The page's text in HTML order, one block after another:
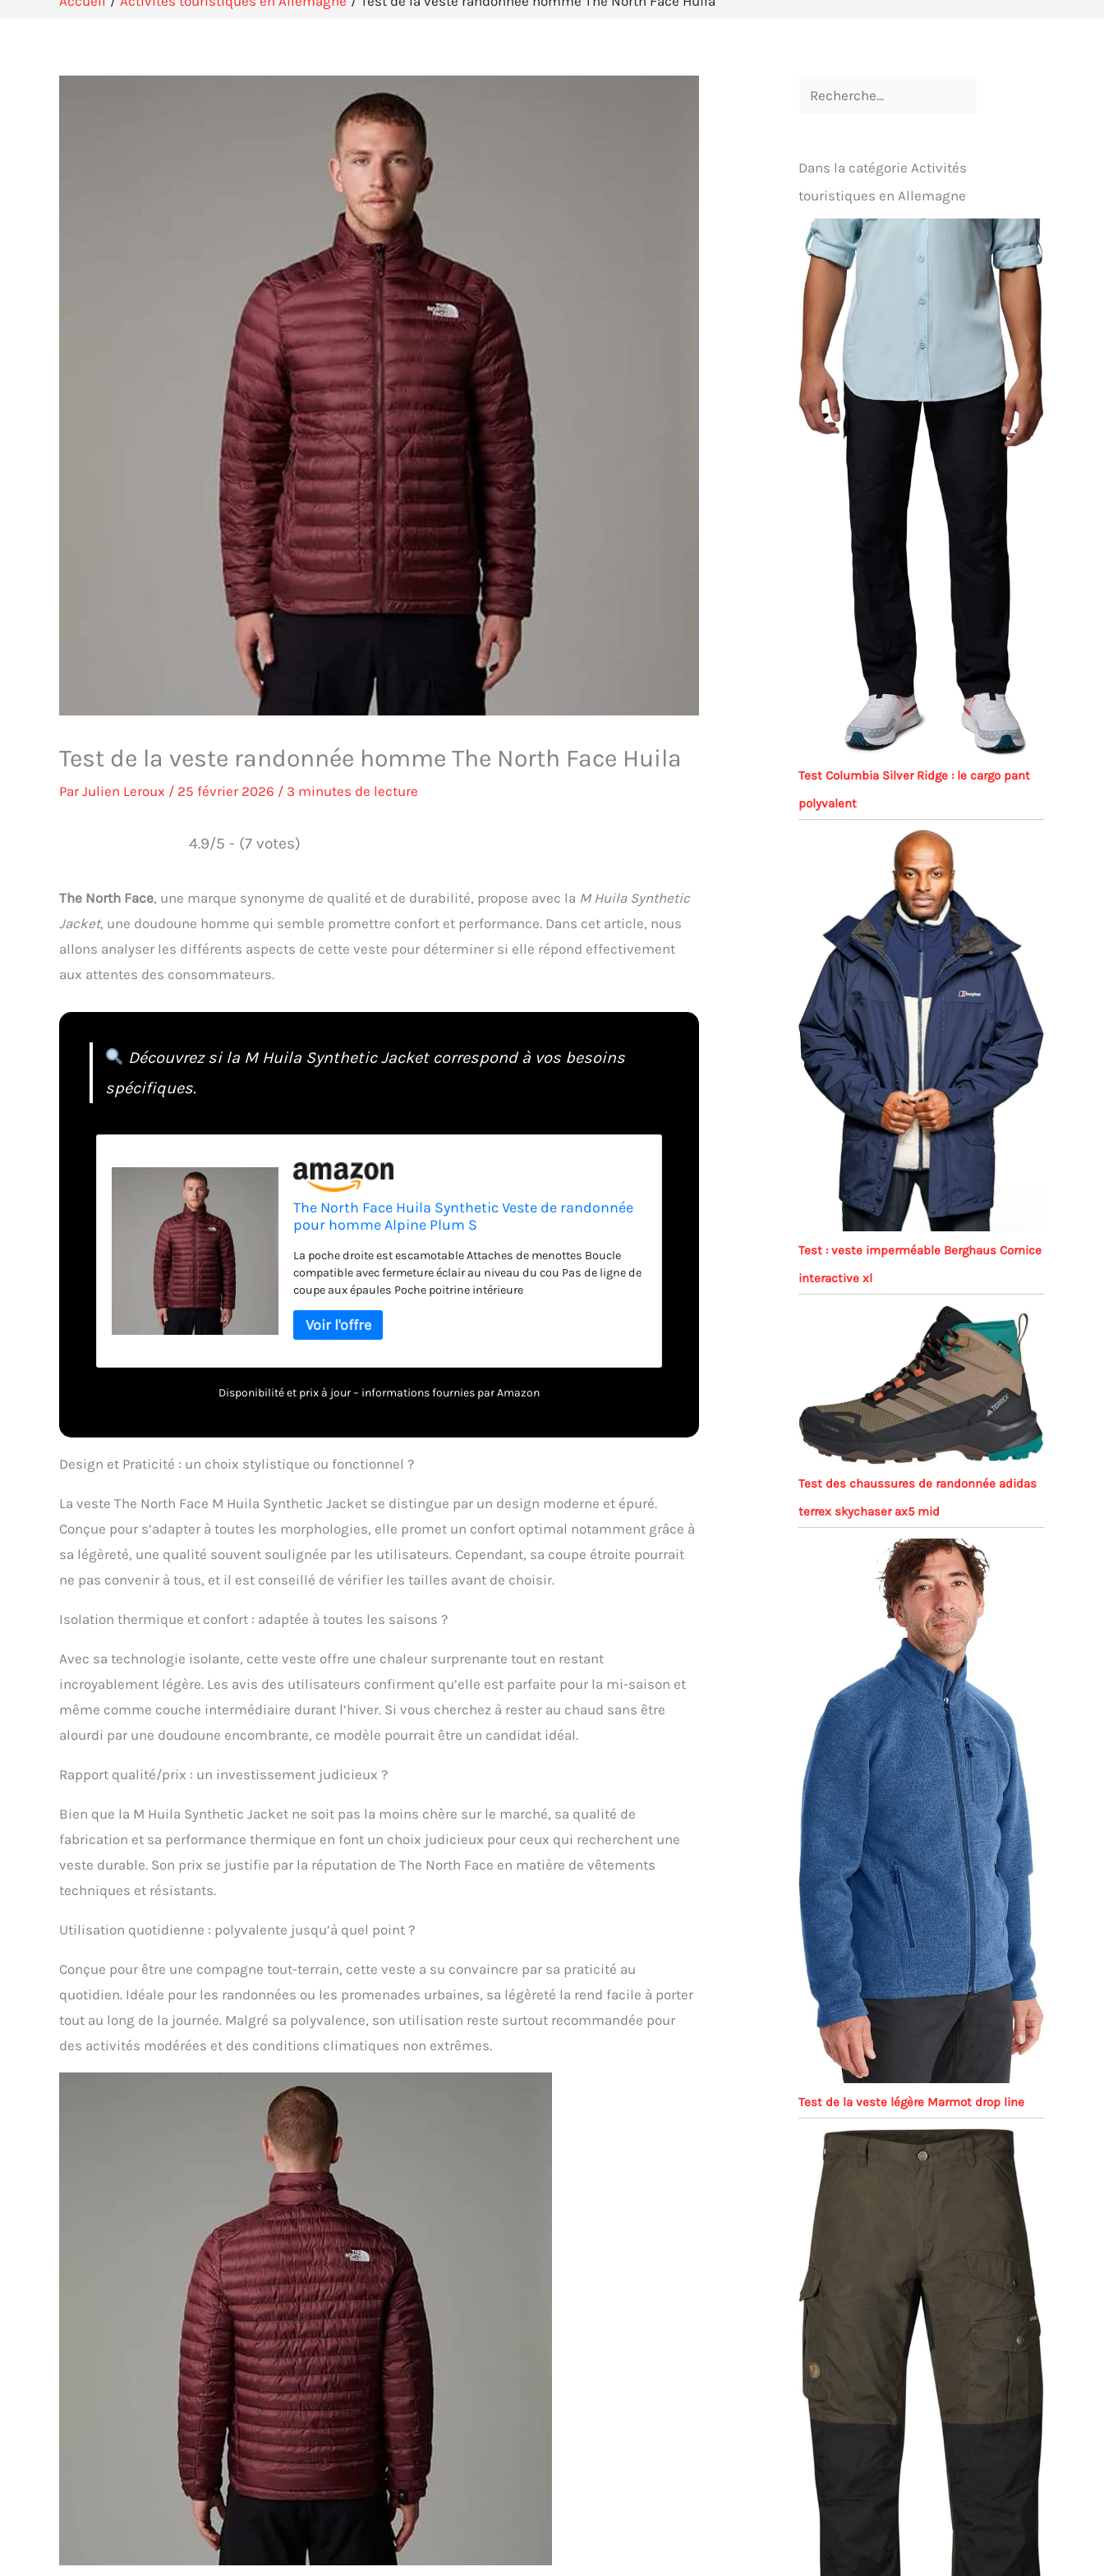
Test de la veste randonnée homme The North Face Huila
ParJulien Leroux / 25 février 2026 / 3 minutes de lecture
4.9/5 - (7 votes)
The North Face, une marque synonyme de qualité et de durabilité, propose avec la M Huila Synthetic
Jacket, une doudoune homme qui semble promettre confort et performance. Dans cet article, nous
allons analyser les différents aspects de cette veste pour déterminer si elle répond effectivement
aux attentes des consommateurs.
Découvrez si la M Huila Synthetic Jacket correspond à vos besoins
spécifiques.
The North Face Huila Synthetic Veste de randonnée
pour homme Alpine Plum S
La poche droite est escamotable Attaches de menottes Boucle
compatible avec fermeture éclair au niveau du cou Pas de ligne de
coupe aux épaules Poche poitrine intérieure
Disponibilité et prix à jour – informations fournies par Amazon
Design et Praticité : un choix stylistique ou fonctionnel ?
La veste The North Face M Huila Synthetic Jacket se distingue par un design moderne et épuré.
Conçue pour s’adapter à toutes les morphologies, elle promet un confort optimal notamment grâce à
sa légèreté, une qualité souvent soulignée par les utilisateurs. Cependant, sa coupe étroite pourrait
ne pas convenir à tous, et il est conseillé de vérifier les tailles avant de choisir.
Isolation thermique et confort : adaptée à toutes les saisons ?
Avec sa technologie isolante, cette veste offre une chaleur surprenante tout en restant
incroyablement légère. Les avis des utilisateurs confirment qu’elle est parfaite pour la mi-saison et
même comme couche intermédiaire durant l’hiver. Si vous cherchez à rester au chaud sans être
alourdi par une doudoune encombrante, ce modèle pourrait être un candidat idéal.
Rapport qualité/prix : un investissement judicieux ?
Bien que la M Huila Synthetic Jacket ne soit pas la moins chère sur le marché, sa qualité de
fabrication et sa performance thermique en font un choix judicieux pour ceux qui recherchent une
veste durable. Son prix se justifie par la réputation de The North Face en matière de vêtements
techniques et résistants.
Utilisation quotidienne : polyvalente jusqu’à quel point ?
Conçue pour être une compagne tout-terrain, cette veste a su convaincre par sa praticité au
quotidien. Idéale pour les randonnées ou les promenades urbaines, sa légèreté la rend facile à porter
tout au long de la journée. Malgré sa polyvalence, son utilisation reste surtout recommandée pour
des activités modérées et des conditions climatiques non extrêmes.
Dans la catégorie Activités
touristiques en Allemagne
Test Columbia Silver Ridge : le cargo pant
polyvalent
Test : veste imperméable Berghaus Cornice
interactive xl
Test des chaussures de randonnée adidas
terrex skychaser ax5 mid
Test de la veste légère Marmot drop line